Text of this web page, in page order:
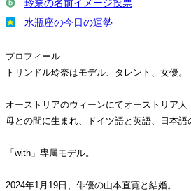
玲奈の名前イメージ投票
水瓶座の今日の運勢
プロフィール
トリンドル玲奈はモデル、タレント、女優。
オーストリアのウィーンにてオーストリア
母との間に生まれ、ドイツ語と英語、日本語
「with」専属モデル。
2024年1月19日、俳優の山本直寛と結婚。